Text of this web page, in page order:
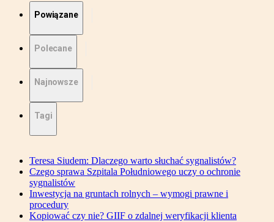
Powiązane
Polecane
Najnowsze
Tagi
Teresa Siudem: Dlaczego warto słuchać sygnalistów?
Czego sprawa Szpitala Południowego uczy o ochronie
sygnalistów
Inwestycja na gruntach rolnych – wymogi prawne i
procedury
Kopiować czy nie? GIIF o zdalnej weryfikacji klienta